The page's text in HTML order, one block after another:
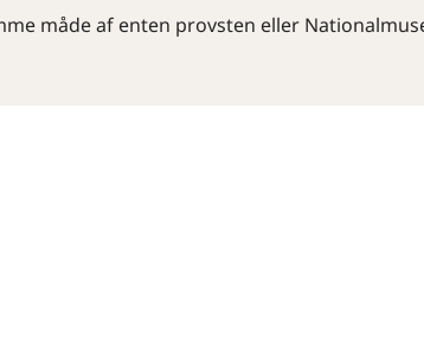
måde af enten provsten eller